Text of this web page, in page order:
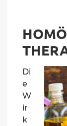
Di
e
W
ir
k